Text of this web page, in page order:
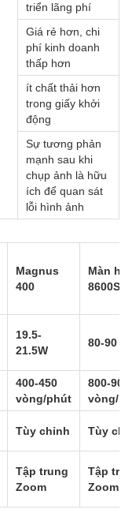
triển lãng phí
Giá rẻ hơn, chi
phí kinh doanh
thấp hơn
ít chất thải hơn
trong giấy khởi
động
Sự tương phản
mạnh sau khi
chụp ảnh là hữu
ích để quan sát
lỗi hình ảnh
Magnus
400
Màn
8600S
19.5-
21.5W
80-90 %
400-450
vòng/phút
800-900
vòng/
Tùy chỉnh Tùy
Tập trung
Zoom
Tập
Zoom